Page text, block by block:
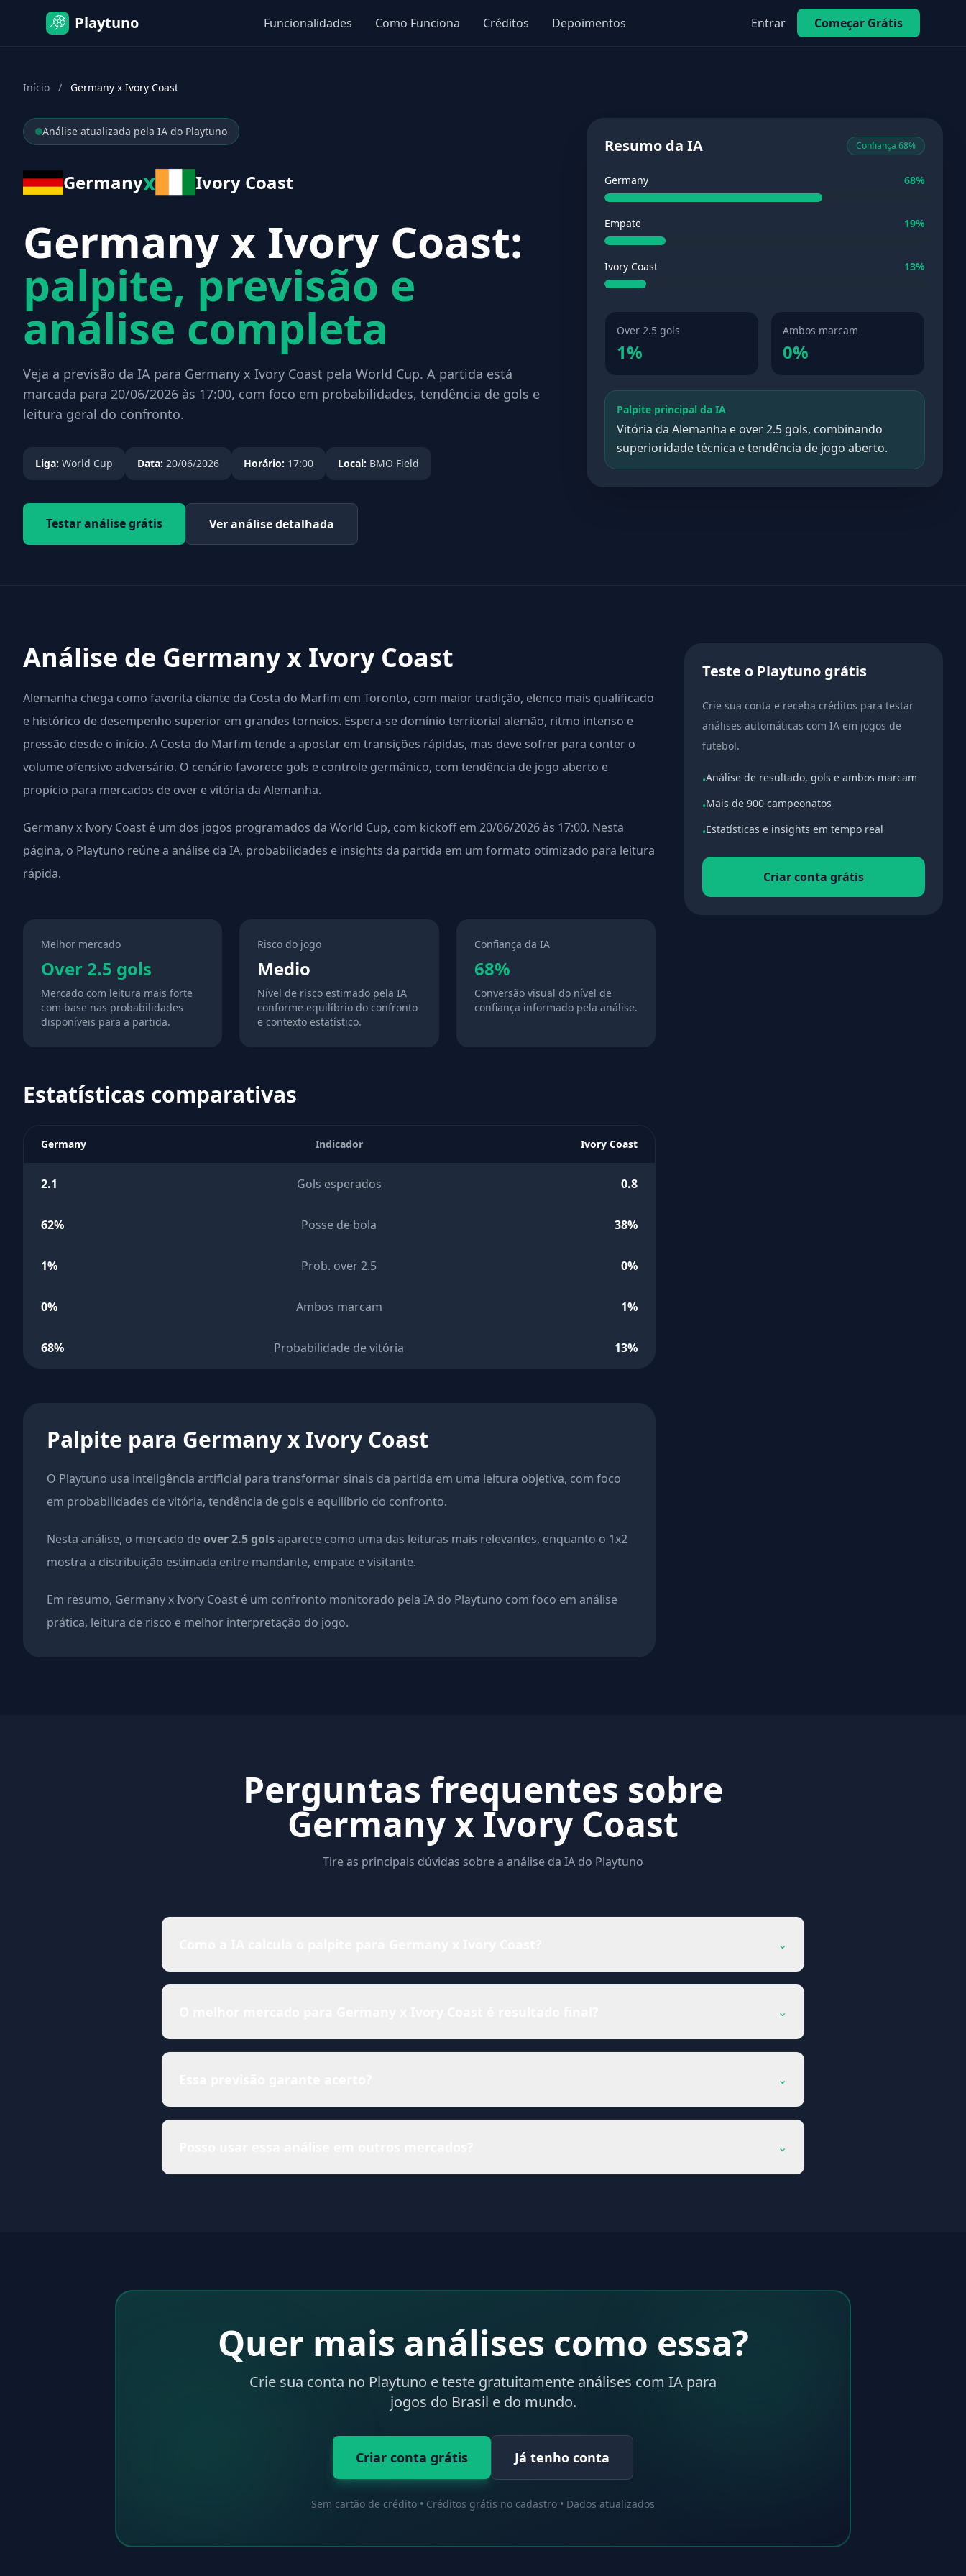
Playtuno Funcionalidades Como Funciona Créditos Depoimentos Entrar Começar Grátis
Início / Germany x Ivory Coast
Análise atualizada pela IA do Playtuno
Germanyx Ivory Coast
Germany x Ivory Coast:
palpite, previsão e
análise completa
Veja a previsão da IA para Germany x Ivory Coast pela World Cup. A partida está
marcada para 20/06/2026 às 17:00, com foco em probabilidades, tendência de gols e
leitura geral do confronto.
Liga: World Cup Data: 20/06/2026 Horário: 17:00 Local: BMO Field
Testar análise grátis Ver análise detalhada
Resumo da IA Confiança 68%
Germany 68%
Empate 19%
Ivory Coast 13%
Over 2.5 gols
1%
Ambos marcam
0%
Palpite principal da IA
Vitória da Alemanha e over 2.5 gols, combinando
superioridade técnica e tendência de jogo aberto.
Análise de Germany x Ivory Coast
Alemanha chega como favorita diante da Costa do Marfim em Toronto, com maior tradição, elenco mais qualificado
e histórico de desempenho superior em grandes torneios. Espera-se domínio territorial alemão, ritmo intenso e
pressão desde o início. A Costa do Marfim tende a apostar em transições rápidas, mas deve sofrer para conter o
volume ofensivo adversário. O cenário favorece gols e controle germânico, com tendência de jogo aberto e
propício para mercados de over e vitória da Alemanha.
Germany x Ivory Coast é um dos jogos programados da World Cup, com kickoff em 20/06/2026 às 17:00. Nesta
página, o Playtuno reúne a análise da IA, probabilidades e insights da partida em um formato otimizado para leitura
rápida.
Melhor mercado
Over 2.5 gols
Mercado com leitura mais forte
com base nas probabilidades
disponíveis para a partida.
Risco do jogo
Medio
Nível de risco estimado pela IA
conforme equilíbrio do confronto
e contexto estatístico.
Confiança da IA
68%
Conversão visual do nível de
confiança informado pela análise.
Estatísticas comparativas
Germany Indicador Ivory Coast
2.1 Gols esperados 0.8
62% Posse de bola 38%
1% Prob. over 2.5 0%
0% Ambos marcam 1%
68% Probabilidade de vitória 13%
Palpite para Germany x Ivory Coast
O Playtuno usa inteligência artificial para transformar sinais da partida em uma leitura objetiva, com foco
em probabilidades de vitória, tendência de gols e equilíbrio do confronto.
Nesta análise, o mercado deover 2.5 golsaparece como uma das leituras mais relevantes, enquanto o 1x2
mostra a distribuição estimada entre mandante, empate e visitante.
Em resumo, Germany x Ivory Coast é um confronto monitorado pela IA do Playtuno com foco em análise
prática, leitura de risco e melhor interpretação do jogo.
Teste o Playtuno grátis
Crie sua conta e receba créditos para testar
análises automáticas com IA em jogos de
futebol.
•Análise de resultado, gols e ambos marcam
•Mais de 900 campeonatos
•Estatísticas e insights em tempo real
Criar conta grátis
Perguntas frequentes sobre
Germany x Ivory Coast
Tire as principais dúvidas sobre a análise da IA do Playtuno
⌄
⌄
⌄
⌄
Quer mais análises como essa?
Crie sua conta no Playtuno e teste gratuitamente análises com IA para
jogos do Brasil e do mundo.
Criar conta grátis Já tenho conta
Sem cartão de crédito • Créditos grátis no cadastro • Dados atualizados